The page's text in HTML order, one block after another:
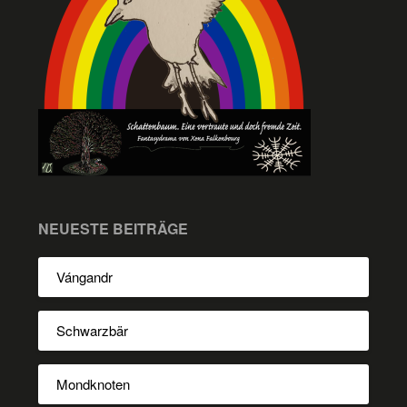
NEUESTE BEITRÄGE
Vángandr
Schwarzbär
Mondknoten